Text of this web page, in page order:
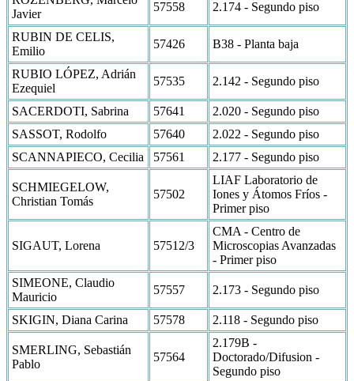
Javier
57558 2.174 - Segundo piso
RUBIN DE CELIS,
Emilio
57426 B38 - Planta baja
RUBIO LÓPEZ, Adrián
Ezequiel
57535 2.142 - Segundo piso
SACERDOTI, Sabrina 57641
2.020 - Segundo piso
SASSOT, Rodolfo
57640
2.022 - Segundo piso
SCANNAPIECO, Cecilia
57561 2.177 - Segundo piso
SCHMIEGELOW,
Christian Tomás
57502
LIAF Laboratorio de
Iones y Átomos Fríos -
Primer piso
SIGAUT, Lorena 57512/3
CMA - Centro de
Microscopias Avanzadas
- Primer piso
SIMEONE, Claudio
Mauricio
57557 2.173 - Segundo piso
SKIGIN, Diana Carina 57578 2.118 - Segundo piso
SMERLING, Sebastián
Pablo
57564
2.179B -
Doctorado/Difusion -
Segundo piso